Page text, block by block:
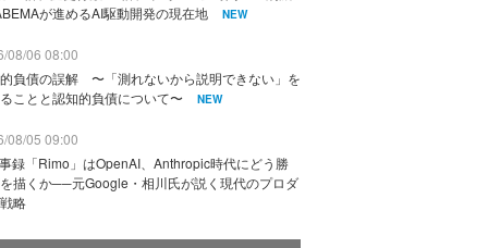
が進めるAI駆動開発の現在地
NEW
08/06 08:00
負債の誤解 〜「測れないから説明できない」を
ことと認知的負債について〜
NEW
08/05 09:00
録「Rimo」はOpenAI、Anthropic時代にどう勝
描くか──元Google・相川氏が説く現代のプロダ
略